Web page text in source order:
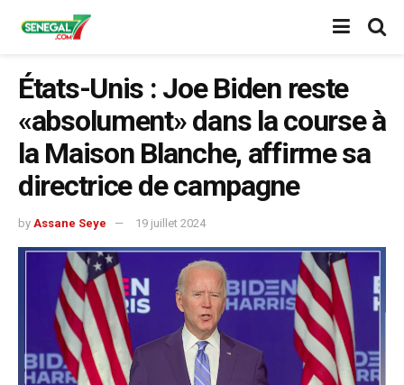
États-Unis : Joe Biden reste
«absolument» dans la course à
la Maison Blanche, affirme sa
directrice de campagne
by Assane Seye 19 juillet 2024